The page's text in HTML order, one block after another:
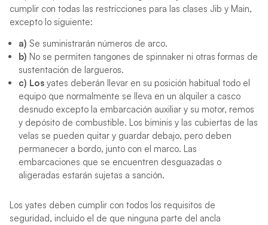
cumplir con todas las restricciones para las clases Jib y Main,
excepto lo siguiente:
a) Se suministrarán números de arco.
b) No se permiten tangones de spinnaker ni otras formas de
sustentación de largueros.
c) Losyates deberán llevar en su posición habitual todo el
equipo que normalmente se lleva en un alquiler a casco
desnudo excepto la embarcación auxiliar y su motor, remos
y depósito de combustible. Los biminis y las cubiertas de las
velas se pueden quitar y guardar debajo, pero deben
permanecer a bordo, junto con el marco. Las
embarcaciones que se encuentren desguazadas o
aligeradas estarán sujetas a sanción.
Los yates deben cumplir con todos los requisitos de
seguridad, incluido el de que ninguna parte del ancla